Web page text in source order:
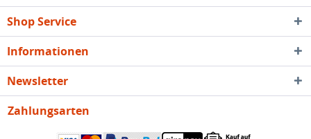
Shop Service
Informationen
Newsletter
Zahlungsarten